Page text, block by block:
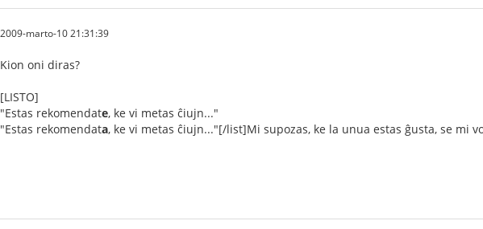
2009-marto-10 21:31:39
Kion oni diras?
[LISTO]
"Estas rekomendate, ke vi metas ĉiujn..."
"Estas rekomendata, ke vi metas ĉiujn..."[/list]Mi supozas, ke la unua estas ĝusta, se mi